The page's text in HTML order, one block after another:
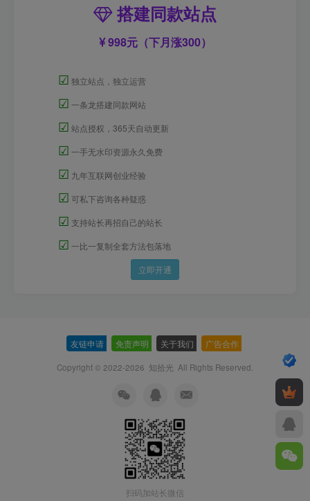
搭建同款站点
998元（下月涨300）
☑ 独立站点，独立运营
☑ 一条龙搭建同款网站
☑ 站点授权，365天自动更新
☑ 一手无水印资源永久免费
☑ 九年互联网创业经验
☑ 可私下咨询各种疑惑
☑ 支持站长再招自己的站长
☑ 一比一复制全套方法包落地
立即开通
友链申请 免责声明 关于我们 广告合作
Copyright © 2022-2026 知拾光 All Rights Reserved.
扫码加站长微信